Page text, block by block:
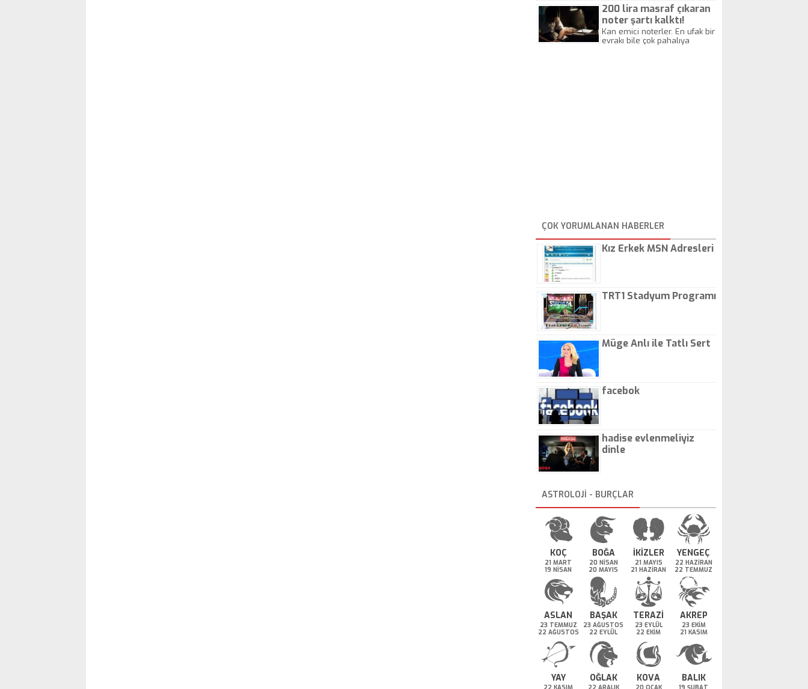
200 lira masraf çıkaran
noter şartı kalktı!
Kan emici noterler. En ufak bir
evrakı bile çok pahalıya
ÇOK YORUMLANAN HABERLER
Kız Erkek MSN Adresleri
TRT1 Stadyum Programı
Müge Anlı ile Tatlı Sert
facebok
hadise evlenmeliyiz
dinle
ASTROLOJİ - BURÇLAR
KOÇ
21 MART
19 NİSAN
BOĞA
20 NİSAN
20 MAYIS
İKİZLER
21 MAYIS
21 HAZİRAN
YENGEÇ
22 HAZİRAN
22 TEMMUZ
ASLAN
23 TEMMUZ
22 AĞUSTOS
BAŞAK
23 AĞUSTOS
22 EYLÜL
TERAZİ
23 EYLÜL
22 EKİM
AKREP
23 EKİM
21 KASIM
YAY OĞLAK KOVA BALIK